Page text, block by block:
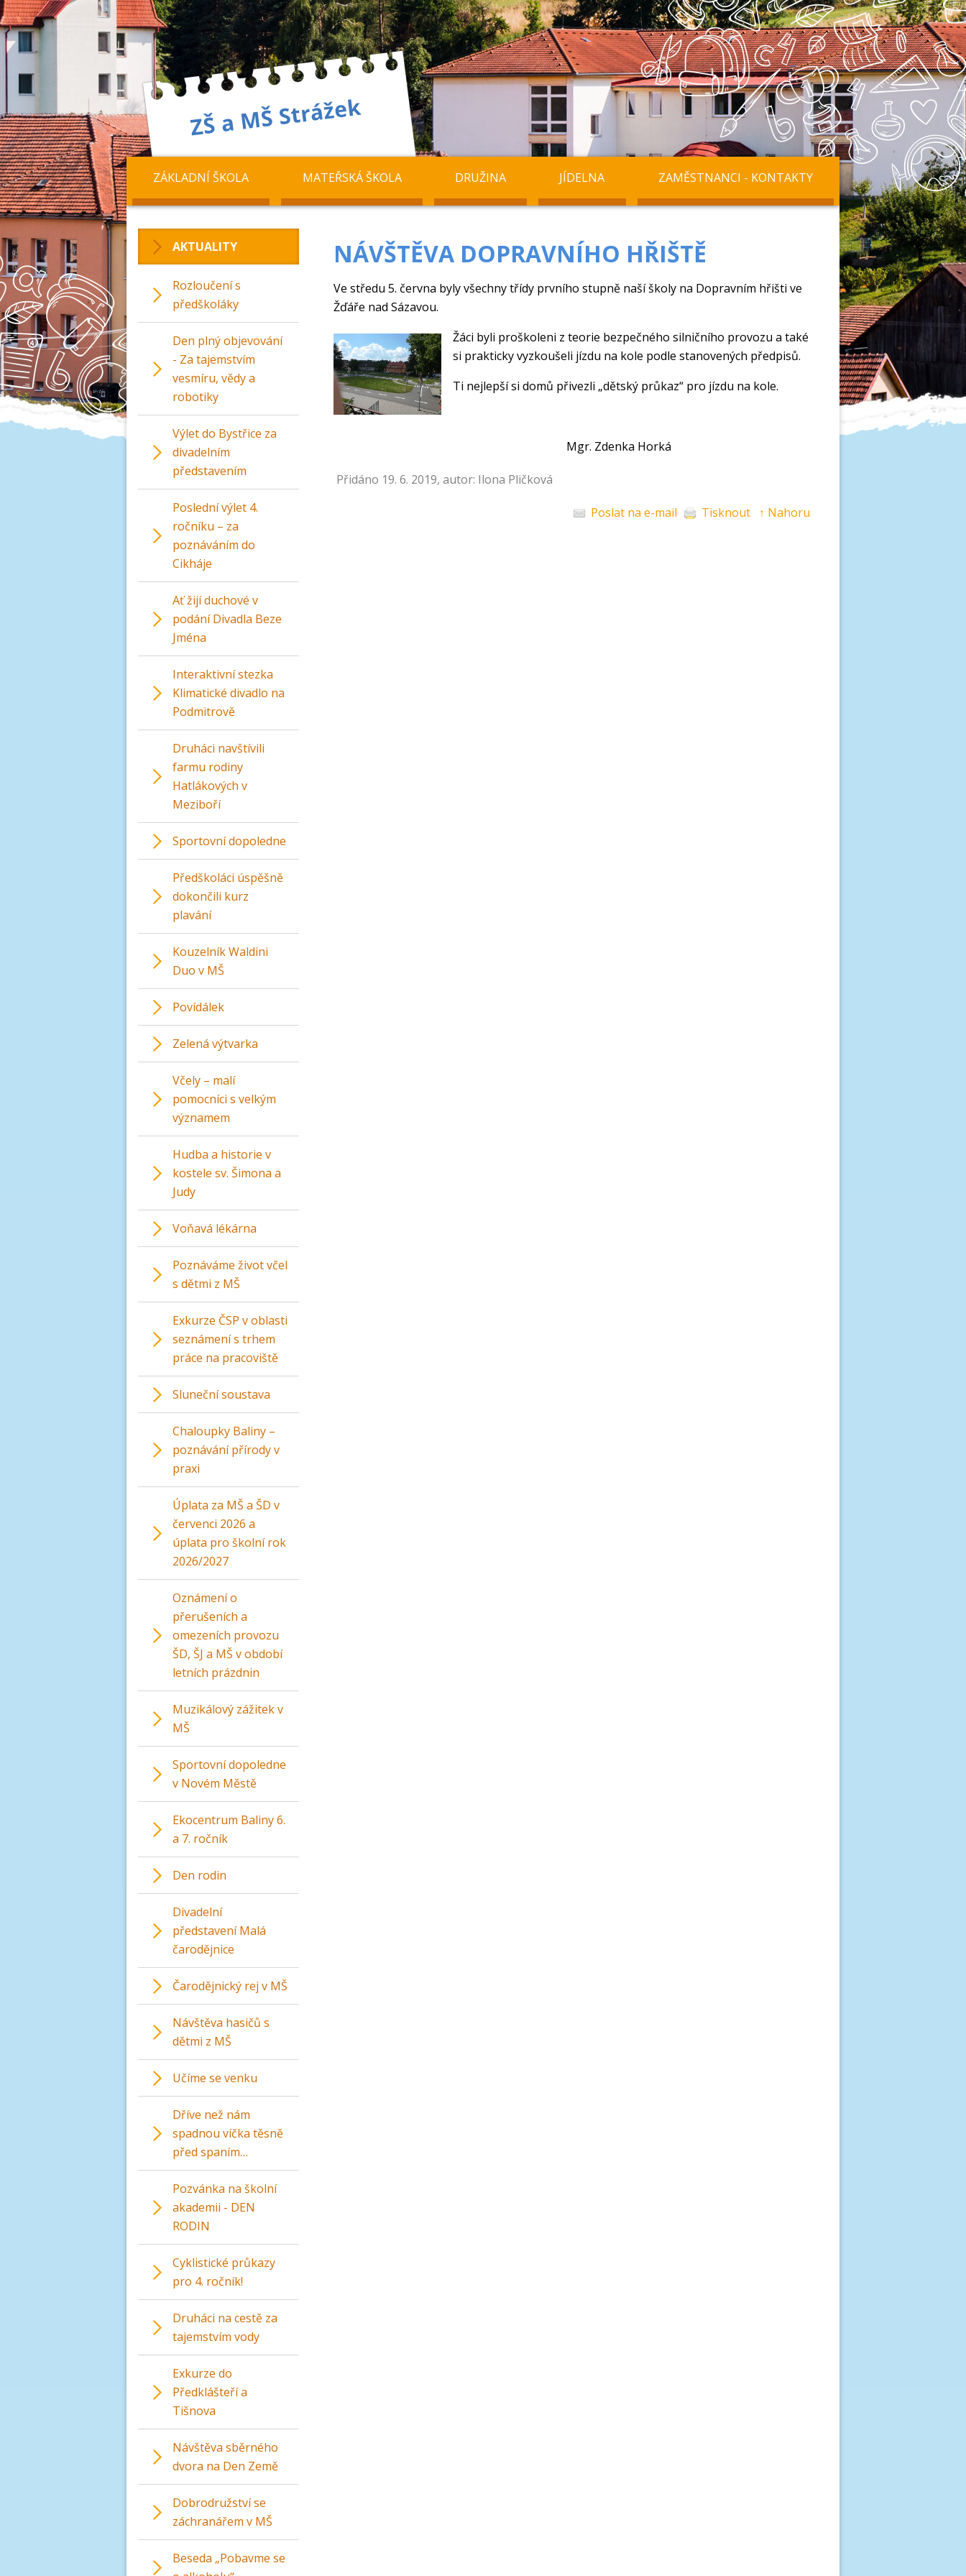
ZÁKLADNÍ ŠKOLA MATEŘSKÁ ŠKOLA DRUŽINA JÍDELNA ZAMĚSTNANCI - KONTAKTY
NÁVŠTĚVA DOPRAVNÍHO HŘIŠTĚ
Ve středu 5. června byly všechny třídy prvního stupně naší školy na Dopravním hřišti ve
Žďáře nad Sázavou.
Žáci byli proškoleni z teorie bezpečného silničního provozu a také
si prakticky vyzkoušeli jízdu na kole podle stanovených předpisů.
Ti nejlepší si domů přivezli „dětský průkaz“ pro jízdu na kole.
Mgr. Zdenka Horká
Přidáno 19. 6. 2019, autor: Ilona Pličková
Poslat na e-mail Tisknout ↑ Nahoru
AKTUALITY
Rozloučení s
předškoláky
Den plný objevování
- Za tajemstvím
vesmíru, vědy a
robotiky
Výlet do Bystřice za
divadelním
představením
Poslední výlet 4.
ročníku – za
poznáváním do
Cikháje
Ať žijí duchové v
podání Divadla Beze
Jména
Interaktivní stezka
Klimatické divadlo na
Podmitrově
Druháci navštívili
farmu rodiny
Hatlákových v
Meziboří
Sportovní dopoledne
Předškoláci úspěšně
dokončili kurz
plavání
Kouzelník Waldini
Duo v MŠ
Povídálek
Zelená výtvarka
Včely – malí
pomocníci s velkým
významem
Hudba a historie v
kostele sv. Šimona a
Judy
Voňavá lékárna
Poznáváme život včel
s dětmi z MŠ
Exkurze ČSP v oblasti
seznámení s trhem
práce na pracoviště
Sluneční soustava
Chaloupky Baliny –
poznávání přírody v
praxi
Úplata za MŠ a ŠD v
červenci 2026 a
úplata pro školní rok
2026/2027
Oznámení o
přerušeních a
omezeních provozu
ŠD, ŠJ a MŠ v období
letních prázdnin
Muzikálový zážitek v
MŠ
Sportovní dopoledne
v Novém Městě
Ekocentrum Baliny 6.
a 7. ročník
Den rodin
Divadelní
představení Malá
čarodějnice
Čarodějnický rej v MŠ
Návštěva hasičů s
dětmi z MŠ
Učíme se venku
Dříve než nám
spadnou víčka těsně
před spaním…
Pozvánka na školní
akademii - DEN
RODIN
Cyklistické průkazy
pro 4. ročník!
Druháci na cestě za
tajemstvím vody
Exkurze do
Předklášteří a
Tišnova
Návštěva sběrného
dvora na Den Země
Dobrodružství se
záchranářem v MŠ
Beseda „Pobavme se